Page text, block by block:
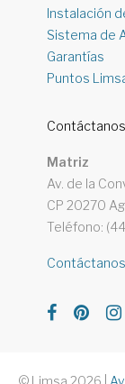
Instalación
Sistema de
Garantías
Puntos
Contáctanos
Matriz
Av. de la
CP 20270
Teléfono:
Contáctanos
© Limsa 2026